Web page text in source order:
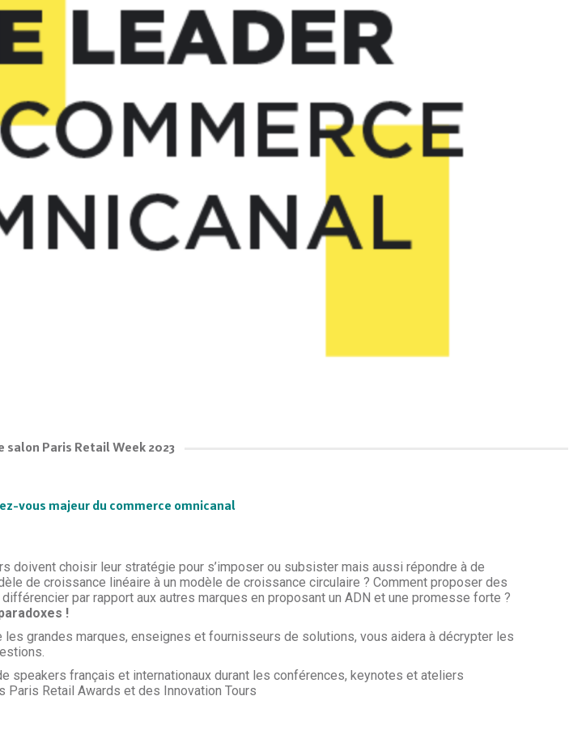
salon Paris Retail Week 2023
vous majeur du commerce omnicanal
doivent choisir leur stratégie pour s’imposer ou subsister mais aussi répondre à de
de croissance linéaire à un modèle de croissance circulaire ? Comment proposer des
par rapport aux autres marques en proposant un ADN et une promesse forte ?
!
grandes marques, enseignes et fournisseurs de solutions, vous aidera à décrypter les
speakers français et internationaux durant les conférences, keynotes et ateliers
Paris Retail Awards et des Innovation Tours